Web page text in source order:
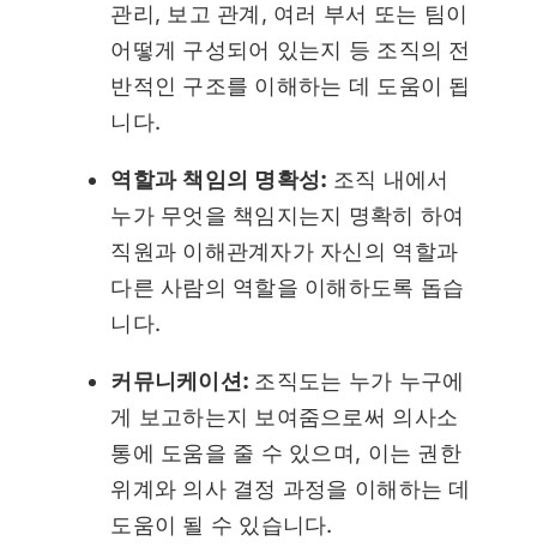
관리, 보고 관계, 여러 부서 또는 팀이
어떻게 구성되어 있는지 등 조직의 전
반적인 구조를 이해하는 데 도움이 됩
니다.
역할과 책임의 명확성: 조직 내에서
누가 무엇을 책임지는지 명확히 하여
직원과 이해관계자가 자신의 역할과
다른 사람의 역할을 이해하도록 돕습
니다.
커뮤니케이션: 조직도는 누가 누구에
게 보고하는지 보여줌으로써 의사소
통에 도움을 줄 수 있으며, 이는 권한
위계와 의사 결정 과정을 이해하는 데
도움이 될 수 있습니다.